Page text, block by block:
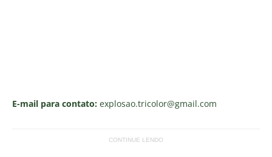
E-mail para contato: explosao.tricolor@gmail.com
CONTINUE LENDO